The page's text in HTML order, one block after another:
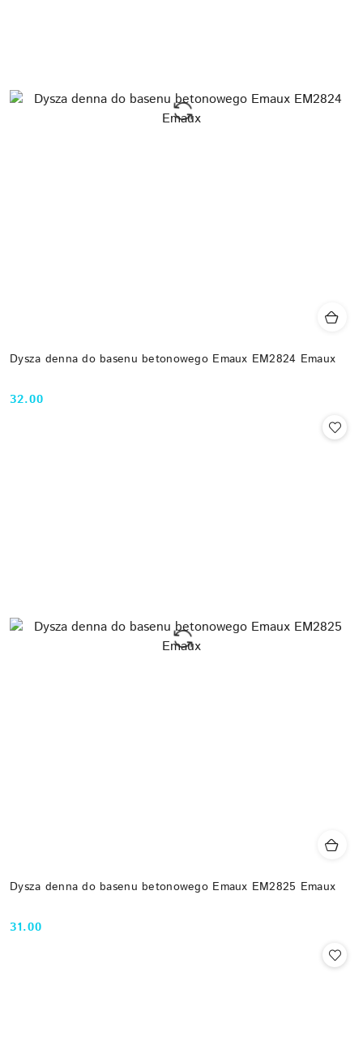
Dysza denna do basenu betonowego Emaux EM2824 Emaux
Cena:
32.00
Dysza denna do basenu betonowego Emaux EM2825 Emaux
Cena:
31.00